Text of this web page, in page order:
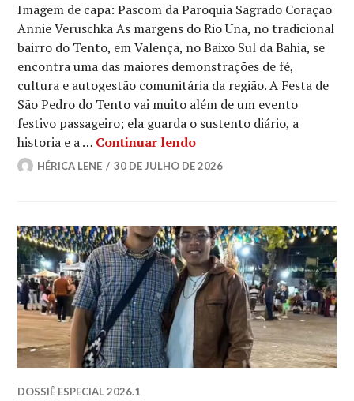
Imagem de capa: Pascom da Paroquia Sagrado Coração
Annie Veruschka As margens do Rio Una, no tradicional
bairro do Tento, em Valença, no Baixo Sul da Bahia, se
encontra uma das maiores demonstrações de fé,
cultura e autogestão comunitária da região. A Festa de
São Pedro do Tento vai muito além de um evento
festivo passageiro; ela guarda o sustento diário, a
historia e a … Continuar lendoFé e tradição: festa de
HÉRICA LENE 30 DE JULHO DE 2026
DOSSIÊ ESPECIAL 2026.1